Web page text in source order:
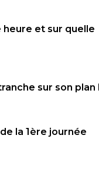
heure et sur quelle
sur son plan
la 1ère journée